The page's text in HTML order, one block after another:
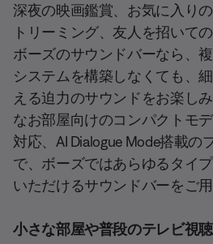
深夜の映画鑑賞、お気に入り
トリーミング、友人を招いて
ボーズのサウンドバーなら、
システムを構築しなくても、
える迫力のサウンドをお楽し
なお部屋向けのコンパクトモ
対応、AI Dialogue Mode搭載の
で、ボーズではあらゆるタイ
いただけるサウンドバーをご
小さな部屋や普段のテレビ視